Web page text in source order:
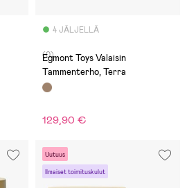
4 JÄLJELLÄ
(0)
Egmont Toys Valaisin
Tammenterho, Terra
129,90 €
Uutuus
Ilmaiset toimituskulut